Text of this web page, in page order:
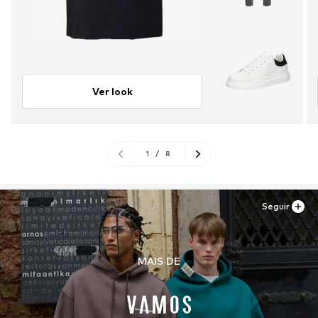
Ver look
1 / 8
MAIS DE
Seguir